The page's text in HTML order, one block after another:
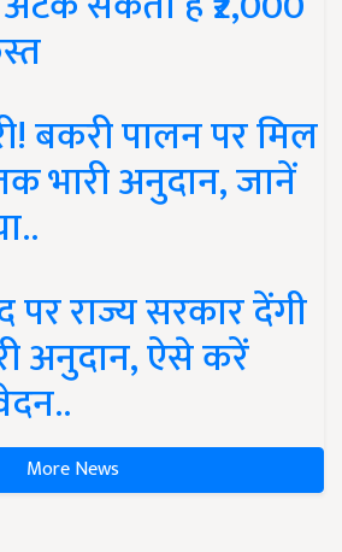
बकरी पालन पर मिल
भारी अनुदान, जानें
पर राज्य सरकार देंगी
अनुदान, ऐसे करें
More News